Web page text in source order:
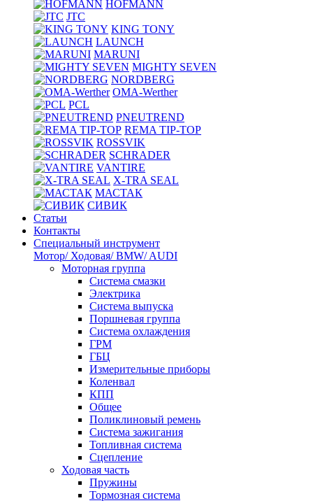
HOFMANN
JTC
KING TONY
LAUNCH
MARUNI
MIGHTY SEVEN
NORDBERG
OMA-Werther
PCL
PNEUTREND
REMA TIP-TOP
ROSSVIK
SCHRADER
VANTIRE
X-TRA SEAL
МАСТАК
СИВИК
Статьи
Контакты
Специальный инструмент
Мотор/ Ходовая/ BMW/ AUDI
Моторная группа
Система смазки
Электрика
Система выпуска
Поршневая группа
Система охлаждения
ГРМ
ГБЦ
Измерительные приборы
Коленвал
КПП
Общее
Поликлиновый ремень
Система зажигания
Топливная система
Сцепление
Ходовая часть
Пружины
Тормозная система